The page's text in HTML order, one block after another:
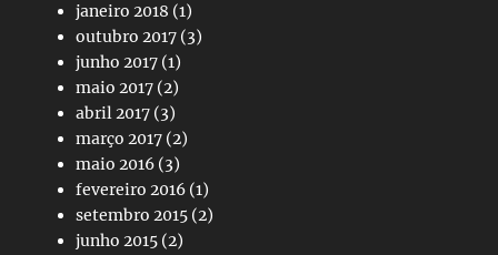
janeiro 2018 (1)
outubro 2017 (3)
junho 2017 (1)
maio 2017 (2)
abril 2017 (3)
março 2017 (2)
maio 2016 (3)
fevereiro 2016 (1)
setembro 2015 (2)
junho 2015 (2)